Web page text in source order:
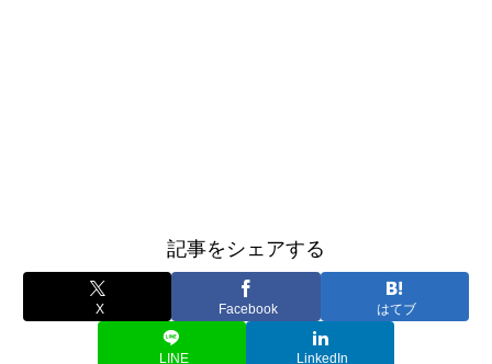
記事をシェアする
X Facebook はてブ
LINE LinkedIn